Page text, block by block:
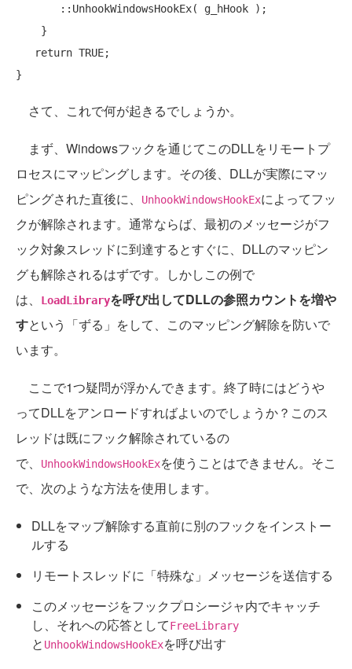
return TRUE;
さて、これで何が起きるでしょうか。
まず、Windowsフックを通じてこのDLLをリモートプ
ロセスにマッピングします。その後、DLLが実際にマッ
ピングされた直後に、
UnhookWindowsHookExによってフッ
クが解除されます。通常ならば、最初のメッセージがフ
ック対象スレッドに到達するとすぐに、DLLのマッピン
グも解除されるはずです。しかしこの例で
は、
LoadLibraryを呼び出してDLLの参照カウントを増や
すという「ずる」をして、このマッピング解除を防いで
います。
ここで1つ疑問が浮かんできます。終了時にはどうや
ってDLLをアンロードすればよいのでしょうか？このス
レッドは既にフック解除されているの
で、
UnhookWindowsHookExを使うことはできません。そこ
で、次のような方法を使用します。
DLLをマップ解除する直前に別のフックをインストー
ルする
リモートスレッドに「特殊な」メッセージを送信する
このメッセージをフックプロシージャ内でキャッチ
し、それへの応答としてFreeLibrary
と UnhookWindowsHookExを呼び出す